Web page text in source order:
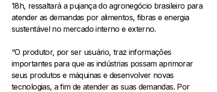
18h, ressaltará a pujança do agronegócio brasileiro para
atender as demandas por alimentos, fibras e energia
sustentável no mercado interno e externo.
“O produtor, por ser usuário, traz informações
importantes para que as indústrias possam aprimorar
seus produtos e máquinas e desenvolver novas
tecnologias, a fim de atender as suas demandas. Por